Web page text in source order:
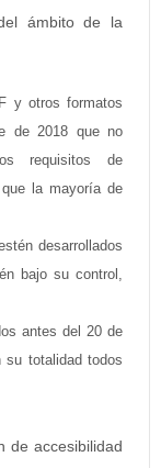
ámbito de la
y otros formatos
de 2018 que no
requisitos de
la mayoría de
desarrollados
bajo su control,
antes del 20 de
su totalidad todos
de accesibilidad